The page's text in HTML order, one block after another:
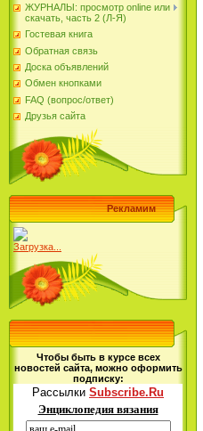
ЖУРНАЛЫ: просмотр online или
скачать, часть 2 (Л-Я)
Гостевая книга
Обратная связь
Доска объявлений
Обмен кнопками
FAQ (вопрос/ответ)
Друзья сайта
Рекламим
Загрузка...
Чтобы быть в курсе всех
новостей сайта, можно оформить
подписку:
Рассылки Subscribe.Ru
Энциклопедия вязания